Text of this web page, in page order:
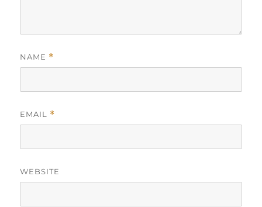
NAME *
EMAIL *
WEBSITE